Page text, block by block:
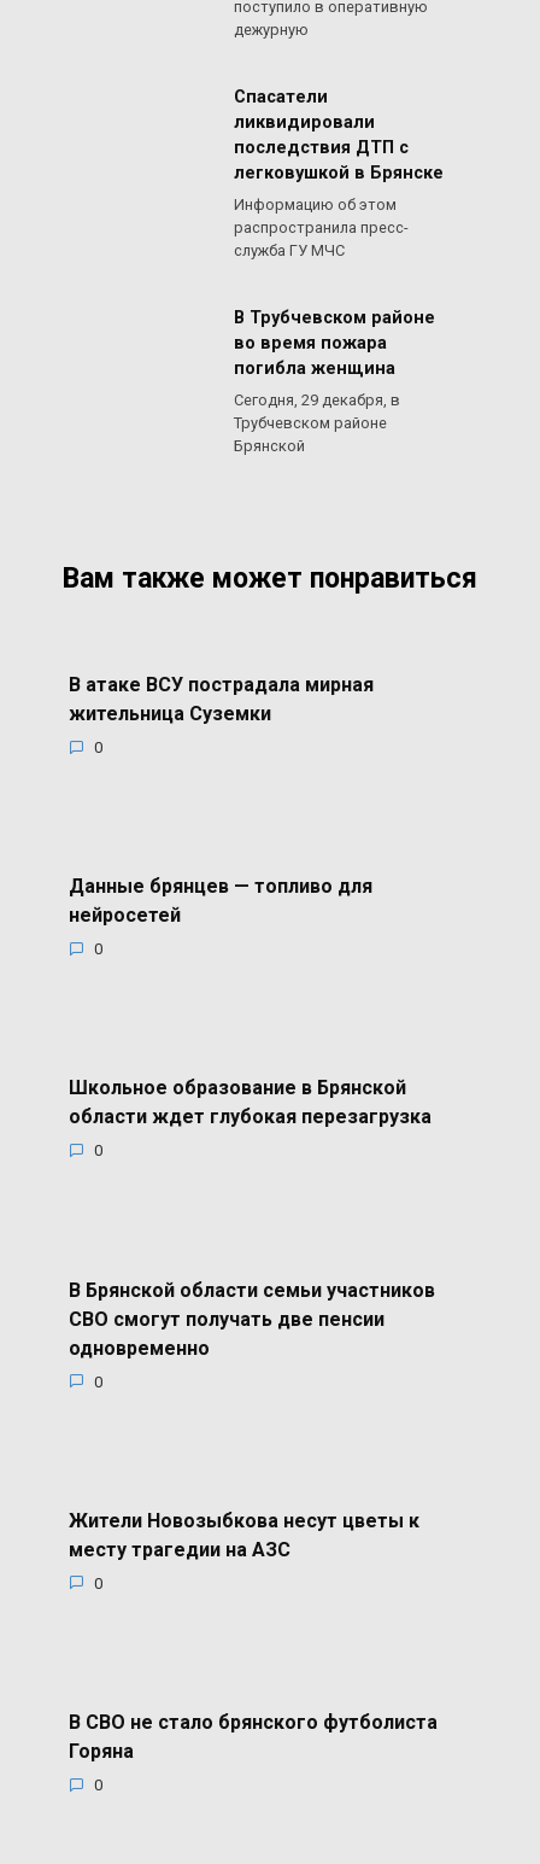
поступило в оперативную
дежурную
Спасатели
ликвидировали
последствия ДТП с
легковушкой в Брянске
Информацию об этом
распространила пресс-
служба ГУ МЧС
В Трубчевском районе
во время пожара
погибла женщина
Сегодня, 29 декабря, в
Трубчевском районе
Брянской
Вам также может понравиться
В атаке ВСУ пострадала мирная
жительница Суземки
0
Данные брянцев — топливо для
нейросетей
0
Школьное образование в Брянской
области ждет глубокая перезагрузка
0
В Брянской области семьи участников
СВО смогут получать две пенсии
одновременно
0
Жители Новозыбкова несут цветы к
месту трагедии на АЗС
0
В СВО не стало брянского футболиста
Горяна
0